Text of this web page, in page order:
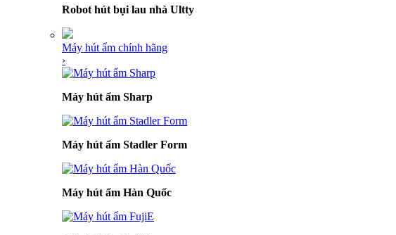
Robot hút bụi lau nhà Ultty
Máy hút ẩm chính hãng
›
Máy hút ẩm Sharp
Máy hút ẩm Stadler Form
Máy hút ẩm Hàn Quốc